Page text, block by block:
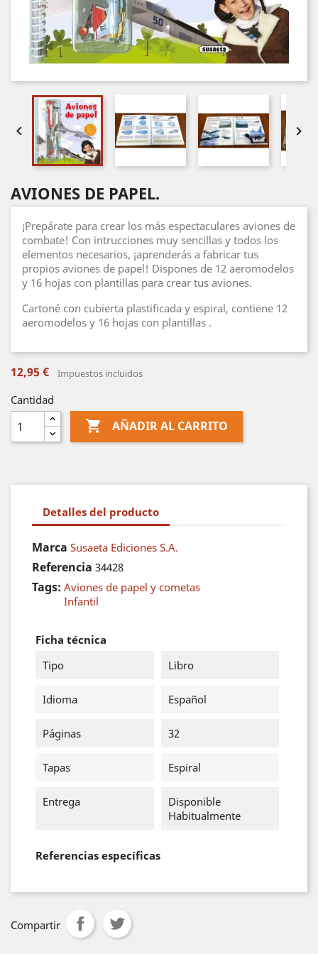
 
AVIONES DE PAPEL.
¡Prepárate para crear los más espectaculares aviones de
combate! Con intrucciones muy sencillas y todos los
elementos necesarios, ¡aprenderás a fabricar tus
propios aviones de papel! Dispones de 12 aeromodelos
y 16 hojas con plantillas para crear tus aviones.
Cartoné con cubierta plastificada y espiral, contiene 12
aeromodelos y 16 hojas con plantillas .
12,95 € Impuestos incluidos
Cantidad
 AÑADIR AL CARRITO
Detalles del producto
Marca Susaeta Ediciones S.A.
Referencia 34428
Tags: Aviones de papel y cometas
Infantil
Ficha técnica
Tipo
Libro
Idioma Español
Páginas 32
Tapas Espiral
Entrega
Disponible
Habitualmente
Referencias específicas
Compartir